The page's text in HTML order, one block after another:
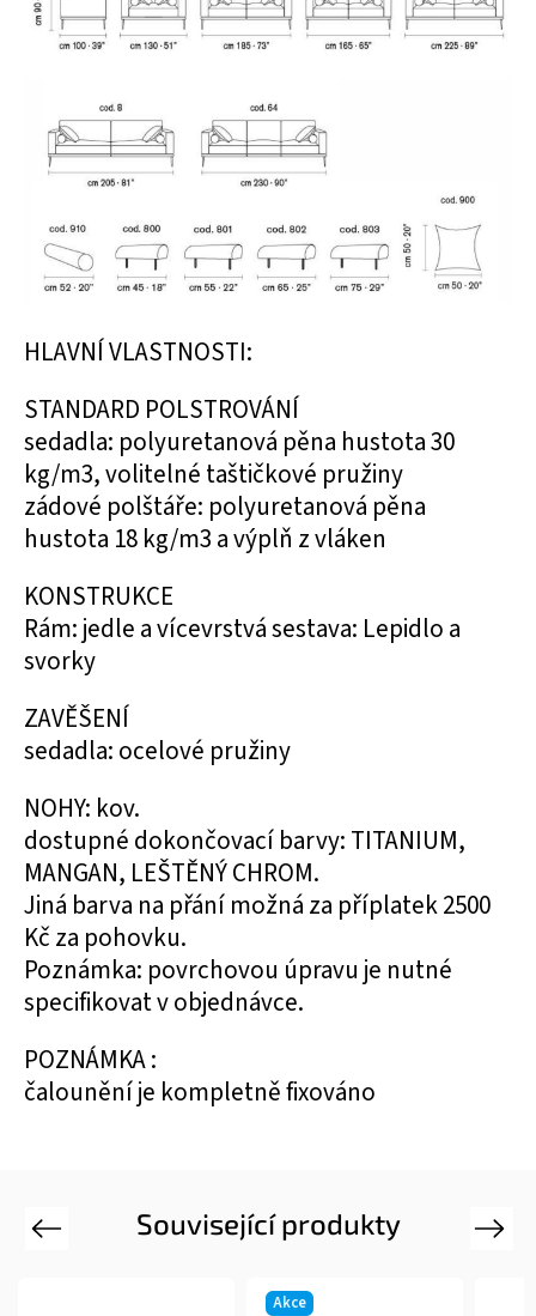
HLAVNÍ VLASTNOSTI:
STANDARD POLSTROVÁNÍ
sedadla: polyuretanová pěna hustota 30
kg/m3, volitelné taštičkové pružiny
zádové polštáře: polyuretanová pěna
hustota 18 kg/m3 a výplň z vláken
KONSTRUKCE
Rám: jedle a vícevrstvá sestava: Lepidlo a
svorky
ZAVĚŠENÍ
sedadla: ocelové pružiny
NOHY: kov.
dostupné dokončovací barvy: TITANIUM,
MANGAN, LEŠTĚNÝ CHROM.
Jiná barva na přání možná za příplatek 2500
Kč za pohovku.
Poznámka: povrchovou úpravu je nutné
specifikovat v objednávce.
POZNÁMKA :
čalounění je kompletně fixováno
Související produkty
Previous
Akce
Next